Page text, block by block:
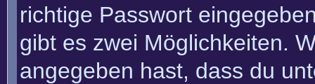
richtige Passwort
gibt es zwei Möglichkeiten.
angegeben hast, dass du